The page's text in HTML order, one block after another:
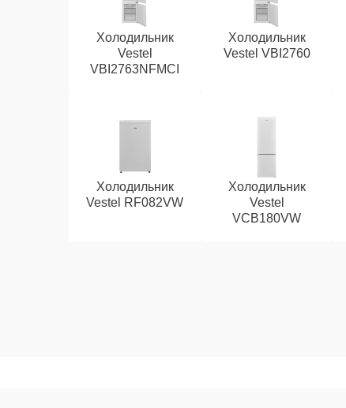
Холодильник
Vestel
VBI2763NFMCI
Холодильник
Vestel VBI2760
Холодильник
Vestel RF082VW
Холодильник
Vestel
VCB180VW